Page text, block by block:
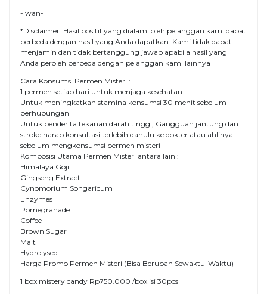
-iwan-
*Disclaimer: Hasil positif yang dialami oleh pelanggan kami dapat
berbeda dengan hasil yang Anda dapatkan. Kami tidak dapat
menjamin dan tidak bertanggung jawab apabila hasil yang
Anda peroleh berbeda dengan pelanggan kami lainnya
Cara Konsumsi Permen Misteri :
1 permen setiap hari untuk menjaga kesehatan
Untuk meningkatkan stamina konsumsi 30 menit sebelum
berhubungan
Untuk penderita tekanan darah tinggi, Gangguan jantung dan
stroke harap konsultasi terlebih dahulu ke dokter atau ahlinya
sebelum mengkonsumsi permen misteri
Komposisi Utama Permen Misteri antara lain :
Himalaya Goji
Gingseng Extract
Cynomorium Songaricum
Enzymes
Pomegranade
Coffee
Brown Sugar
Malt
Hydrolysed
Harga Promo Permen Misteri (Bisa Berubah Sewaktu-Waktu)
1 box mistery candy Rp750.000 /box isi 30pcs